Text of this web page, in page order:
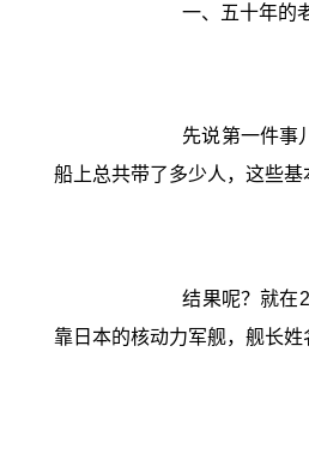
一、五十年的
先说第一件事
船上总共带了多少人，这些基
结果呢？就在
靠日本的核动力军舰，舰长